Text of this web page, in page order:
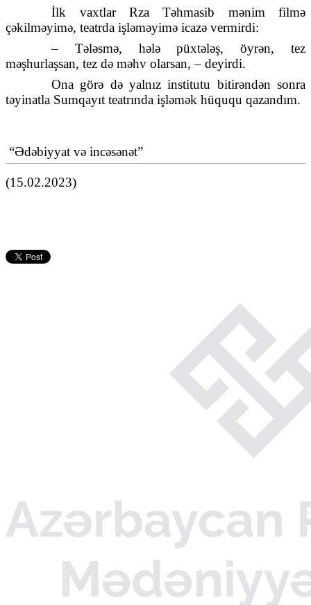
İlk vaxtlar Rza Təhmasib mənim filmə
çəkilməyimə, teatrda işləməyimə icazə vermirdi:
– Tələsmə, hələ püxtələş, öyrən, tez
məşhurlaşsan, tez də məhv olarsan, – deyirdi.
Ona görə də yalnız institutu bitirəndən sonra
təyinatla Sumqayıt teatrında işləmək hüququ qazandım.
“Ədəbiyyat və incəsənət”
(15.02.2023)